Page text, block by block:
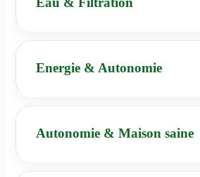
Energie & Autonomie
Autonomie & Maison saine